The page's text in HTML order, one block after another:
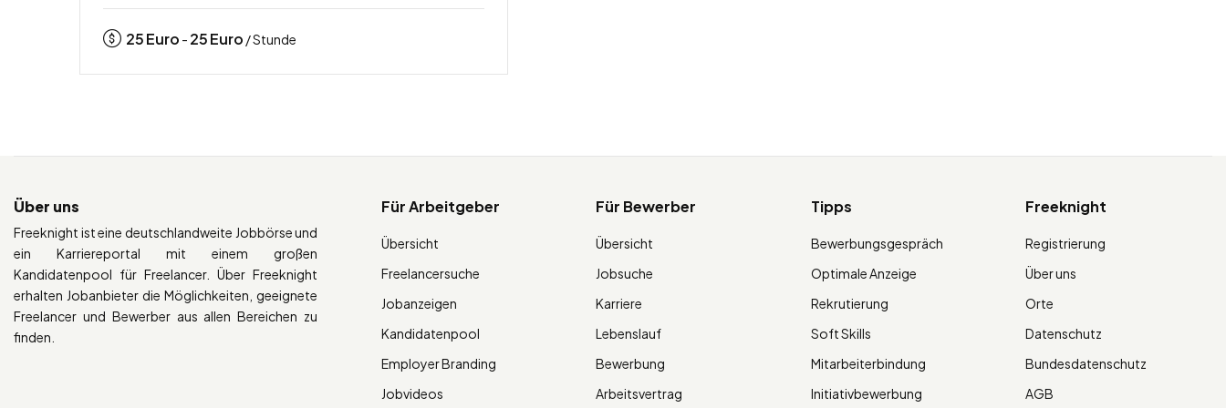
25Euro - 25Euro / Stunde
Über uns
Freeknight ist eine deutschlandweite Jobbörse und
ein Karriereportal mit einem großen
Kandidatenpool für Freelancer. Über Freeknight
erhalten Jobanbieter die Möglichkeiten, geeignete
Freelancer und Bewerber aus allen Bereichen zu
finden.
Für Arbeitgeber
Übersicht
Freelancersuche
Jobanzeigen
Kandidatenpool
Employer Branding
Jobvideos
Für Bewerber
Übersicht
Jobsuche
Karriere
Lebenslauf
Bewerbung
Arbeitsvertrag
Tipps
Bewerbungsgespräch
Optimale Anzeige
Rekrutierung
Soft Skills
Mitarbeiterbindung
Initiativbewerbung
Freeknight
Registrierung
Über uns
Orte
Datenschutz
Bundesdatenschutz
AGB